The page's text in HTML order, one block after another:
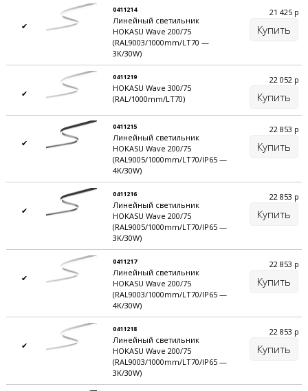
✔
0411214
Линейный светильник
HOKASU Wave 200/75
(RAL9003/1000mm/LT70 —
3K/30W)
21 425 р
Купить
✔
0411219
HOKASU Wave 300/75
(RAL/1000mm/LT70)
22 052 р
Купить
✔
0411215
Линейный светильник
HOKASU Wave 200/75
(RAL9005/1000mm/LT70/IP65 —
4K/30W)
22 853 р
Купить
✔
0411216
Линейный светильник
HOKASU Wave 200/75
(RAL9005/1000mm/LT70/IP65 —
3K/30W)
22 853 р
Купить
✔
0411217
Линейный светильник
HOKASU Wave 200/75
(RAL9003/1000mm/LT70/IP65 —
4K/30W)
22 853 р
Купить
✔
0411218
Линейный светильник
HOKASU Wave 200/75
(RAL9003/1000mm/LT70/IP65 —
3K/30W)
22 853 р
Купить